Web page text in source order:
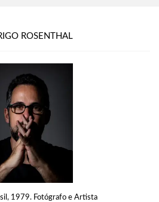
ROSENTHAL
1979. Fotógrafo e Artista